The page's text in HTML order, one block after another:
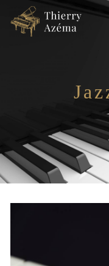
Panneau de gestion